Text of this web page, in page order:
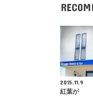
2015.11.9
紅葉が